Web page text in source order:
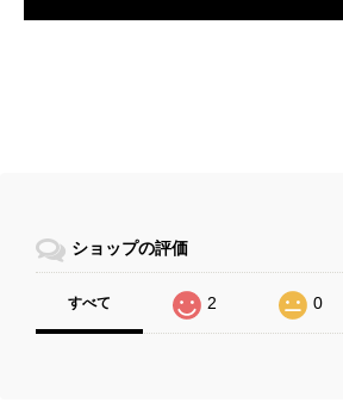
ショップの評価
すべて 2 0